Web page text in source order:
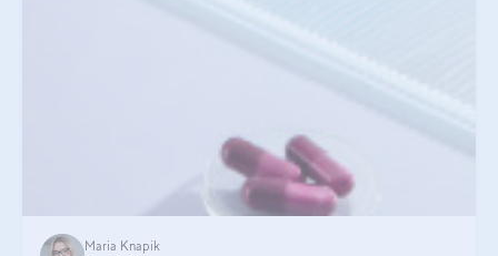
Maria Knapik